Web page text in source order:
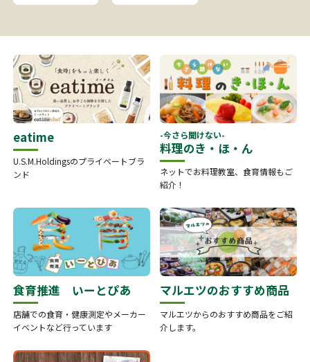
eatime
U.S.M.Holdingsのプライベートブラ
ンド
-今さら聞けない-
料理のき・ほ・ん
ネットでお料理教室、食育情報もご
紹介！
食育推進 いーとぴあ
店舗での食育・健康測定やメーカー
イベントなど行っています
マルエツのおすすめ商品
マルエツからのおすすめ商品をご紹
介します。